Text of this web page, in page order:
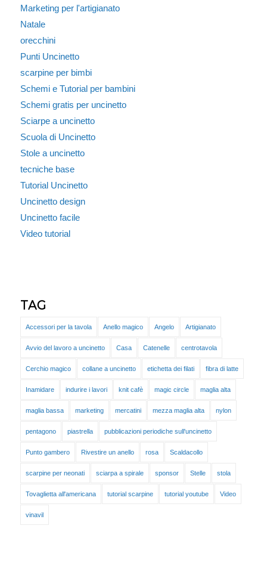
Marketing per l'artigianato
Natale
orecchini
Punti Uncinetto
scarpine per bimbi
Schemi e Tutorial per bambini
Schemi gratis per uncinetto
Sciarpe a uncinetto
Scuola di Uncinetto
Stole a uncinetto
tecniche base
Tutorial Uncinetto
Uncinetto design
Uncinetto facile
Video tutorial
TAG
Accessori per la tavola Anello magico Angelo Artigianato
Avvio del lavoro a uncinetto Casa Catenelle centrotavola
Cerchio magico collane a uncinetto etichetta dei filati fibra di latte
Inamidare indurire i lavori knit cafè magic circle maglia alta
maglia bassa marketing mercatini mezza maglia alta nylon
pentagono piastrella pubblicazioni periodiche sull'uncinetto
Punto gambero Rivestire un anello rosa Scaldacollo
scarpine per neonati sciarpa a spirale sponsor Stelle stola
Tovaglietta all'americana tutorial scarpine tutorial youtube Video
vinavil